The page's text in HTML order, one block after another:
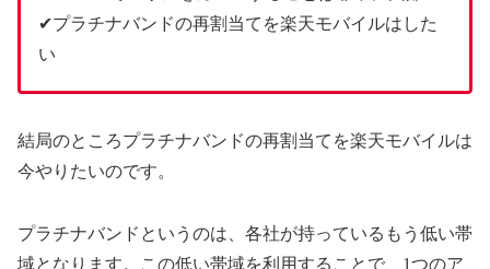
✔プラチナバンドの再割当てを楽天モバイルはした
い
結局のところプラチナバンドの再割当てを楽天モバイルは
今やりたいのです。
プラチナバンドというのは、各社が持っているもう低い帯
域となります。この低い帯域を利用することで、1つのア